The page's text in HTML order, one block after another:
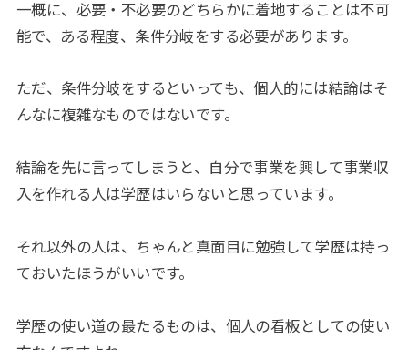
一概に、必要・不必要のどちらかに着地することは不可
能で、ある程度、条件分岐をする必要があります。
ただ、条件分岐をするといっても、個人的には結論はそ
んなに複雑なものではないです。
結論を先に言ってしまうと、自分で事業を興して事業収
入を作れる人は学歴はいらないと思っています。
それ以外の人は、ちゃんと真面目に勉強して学歴は持っ
ておいたほうがいいです。
学歴の使い道の最たるものは、個人の看板としての使い